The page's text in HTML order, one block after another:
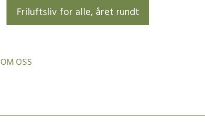
Friluftsliv for alle, året rundt
OM OSS